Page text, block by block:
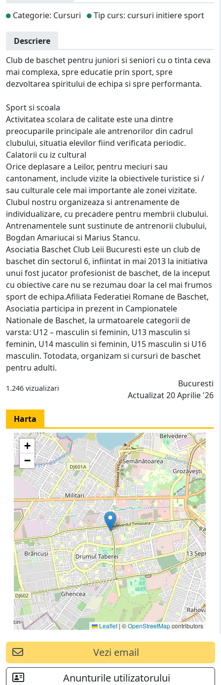
Categorie: Cursuri
Tip curs: cursuri initiere sport
Descriere
Club de baschet pentru juniori si seniori cu o tinta ceva
mai complexa, spre educatie prin sport, spre
dezvoltarea spiritului de echipa si spre performanta.
Sport si scoala
Activitatea scolara de calitate este una dintre
preocuparile principale ale antrenorilor din cadrul
clubului, situatia elevilor fiind verificata periodic.
Calatorii cu iz cultural
Orice deplasare a Leilor, pentru meciuri sau
cantonament, include vizite la obiectivele turistice si /
sau culturale cele mai importante ale zonei vizitate.
Clubul nostru organizeaza si antrenamente de
individualizare, cu precadere pentru membrii clubului.
Antrenamentele sunt sustinute de antrenorii clubului,
Bogdan Amariucai si Marius Stancu.
Asociatia Baschet Club Leii Bucuresti este un club de
baschet din sectorul 6, infiintat in mai 2013 la initiativa
unui fost jucator profesionist de baschet, de la inceput
cu obiective care nu se rezumau doar la cel mai frumos
sport de echipa.Afiliata Federatiei Romane de Baschet,
Asociatia participa in prezent in Campionatele
Nationale de Baschet, la urmatoarele categorii de
varsta: U12 – masculin si feminin, U13 masculin si
feminin, U14 masculin si feminin, U15 masculin si U16
masculin. Totodata, organizam si cursuri de baschet
pentru adulti.
1.246 vizualizari
Bucuresti
Actualizat 20 Aprilie '26
Harta
+
−
Leaflet | ©OpenStreetMapcontributors
Vezi email
Anunturile utilizatorului